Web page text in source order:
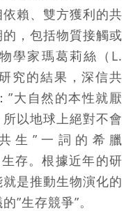
賴、雙方獲利的共
，包括物質接觸或
學家瑪葛莉絲（L.
究的結果，深信共
”大自然的本性就厭
以地球上絕對不會
生”一詞的希臘
存。根據近年的研
是推動生物演化的
”生存競爭”。